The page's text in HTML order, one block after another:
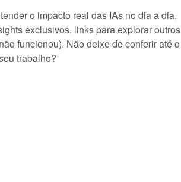
o impacto real das IAs no dia a dia,
exclusivos, links para explorar outros
funcionou). Não deixe de conferir até o
trabalho?